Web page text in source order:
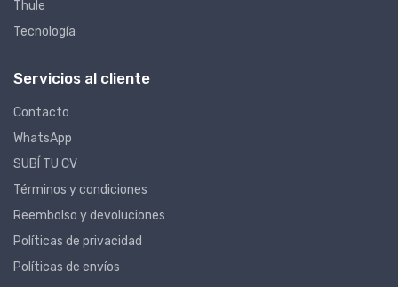
Thule
Tecnología
Servicios al cliente
Contacto
WhatsApp
SUBÍ TU CV
Términos y condiciones
Reembolso y devoluciones
Políticas de privacidad
Políticas de envíos